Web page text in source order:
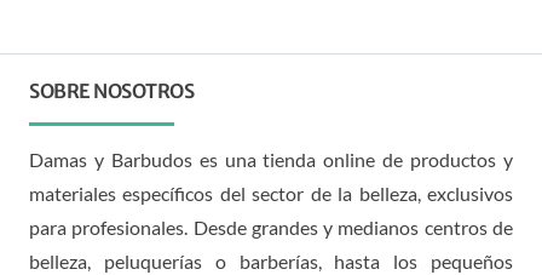
SOBRE NOSOTROS
Damas y Barbudos es una tienda online de productos y
materiales específicos del sector de la belleza, exclusivos
para profesionales. Desde grandes y medianos centros de
belleza, peluquerías o barberías, hasta los pequeños